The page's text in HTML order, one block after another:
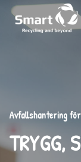
Avfallshantering
TRYGG,